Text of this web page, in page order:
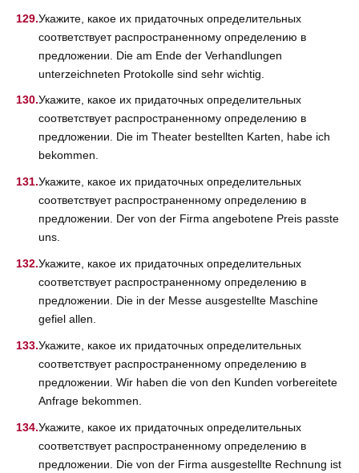
Укажите, какое их придаточных определительных
соответствует распространенному определению в
предложении. Die am Ende der Verhandlungen
unterzeichneten Protokolle sind sehr wichtig.
Укажите, какое их придаточных определительных
соответствует распространенному определению в
предложении. Die im Theater bestellten Karten, habe ich
bekommen.
Укажите, какое их придаточных определительных
соответствует распространенному определению в
предложении. Der von der Firma angebotene Preis passte
uns.
Укажите, какое их придаточных определительных
соответствует распространенному определению в
предложении. Die in der Messe ausgestellte Maschine
gefiel allen.
Укажите, какое их придаточных определительных
соответствует распространенному определению в
предложении. Wir haben die von den Kunden vorbereitete
Anfrage bekommen.
Укажите, какое их придаточных определительных
соответствует распространенному определению в
предложении. Die von der Firma ausgestellte Rechnung ist